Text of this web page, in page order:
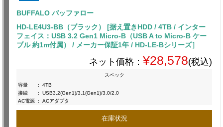
BUFFALO バッファロー
HD-LE4U3-BB（ブラック） [据え置きHDD / 4TB / インター
フェイス：USB 3.2 Gen1 Micro-B（USB A to Micro-B ケー
ブル 約1m付属） / メーカー保証1年 / HD-LE-Bシリーズ］
ネット価格： ¥28,578(税込)
スペック
容量
:
4TB
接続
:
USB3.2(Gen1)/3.1(Gen1)/3.0/2.0
AC電源 : ACアダプタ
在庫状況